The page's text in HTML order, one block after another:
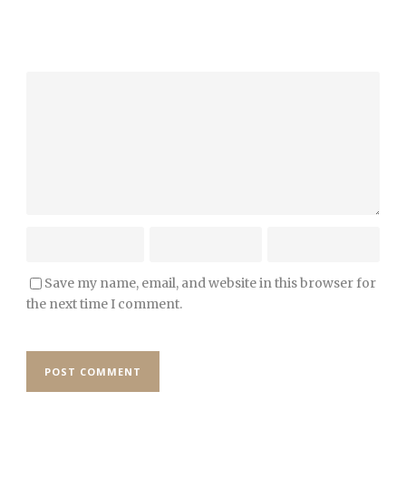
Save my name, email, and website in this browser for
the next time I comment.